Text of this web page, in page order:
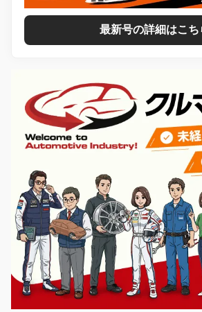
最新号の詳細はこち